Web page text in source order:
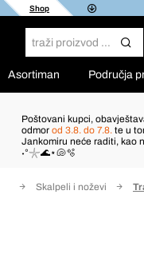
Shop
Asortiman Područja
Poštovani kupci,
odmor od 3.8. do 7.8. te u
Jankomiru neće raditi, kao
˖°𓇼🌊⋆🐚🫧
Skalpeli i noževi